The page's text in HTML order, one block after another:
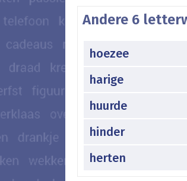
Andere 6
hoezee
harige
huurde
hinder
herten